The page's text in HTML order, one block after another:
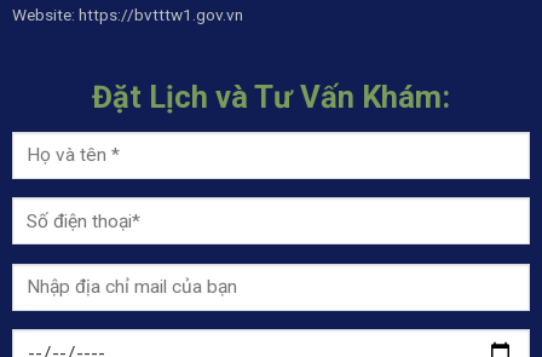
Website: https://bvtttw1.gov.vn
Đặt Lịch và Tư Vấn Khám: